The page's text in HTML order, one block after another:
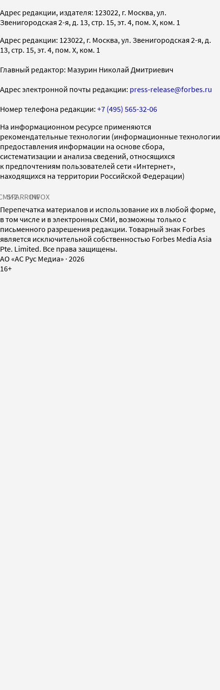
Адрес редакции, издателя: 123022, г. Москва, ул.
Звенигородская 2-я, д. 13, стр. 15, эт. 4, пом. X, ком. 1
Адрес редакции: 123022, г. Москва, ул. Звенигородская 2-я, д.
13, стр. 15, эт. 4, пом. X, ком. 1
Главный редактор: Мазурин Николай Дмитриевич
Адрес электронной почты редакции: press-release@forbes.ru
Номер телефона редакции: +7 (495) 565-32-06
На информационном ресурсе применяются
рекомендательные технологии (информационные технологии
предоставления информации на основе сбора,
систематизации и анализа сведений, относящихся
к предпочтениям пользователей сети «Интернет»,
находящихся на территории Российской Федерации)
SPARROWINFOX
Перепечатка материалов и использование их в любой форме,
в том числе и в электронных СМИ, возможны только с
письменного разрешения редакции. Товарный знак Forbes
является исключительной собственностью Forbes Media Asia
Pte. Limited. Все права защищены.
AO «АС Рус Медиа» · 2026
16+